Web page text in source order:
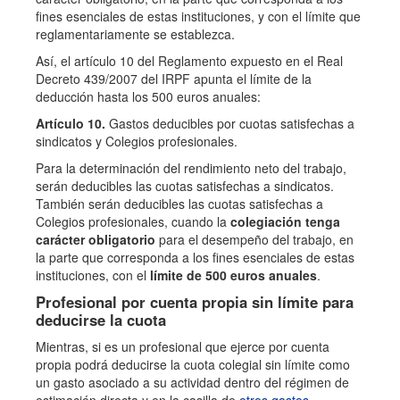
fines esenciales de estas instituciones, y con el límite que
reglamentariamente se establezca.
Así, el artículo 10 del Reglamento expuesto en el Real
Decreto 439/2007 del IRPF apunta el límite de la
deducción hasta los 500 euros anuales:
Artículo 10. Gastos deducibles por cuotas satisfechas a
sindicatos y Colegios profesionales.
Para la determinación del rendimiento neto del trabajo,
serán deducibles las cuotas satisfechas a sindicatos.
También serán deducibles las cuotas satisfechas a
Colegios profesionales, cuando la colegiación tenga
carácter obligatorio para el desempeño del trabajo, en
la parte que corresponda a los fines esenciales de estas
instituciones, con el límite de 500 euros anuales.
Profesional por cuenta propia sin límite para
deducirse la cuota
Mientras, si es un profesional que ejerce por cuenta
propia podrá deducirse la cuota colegial sin límite como
un gasto asociado a su actividad dentro del régimen de